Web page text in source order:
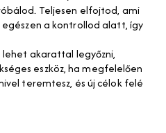
Teljesen elfojtod, ami
a kontrollod alatt, így
akarattal legyőzni,
eszköz, ha megfelelően
teremtesz, és új célok felé